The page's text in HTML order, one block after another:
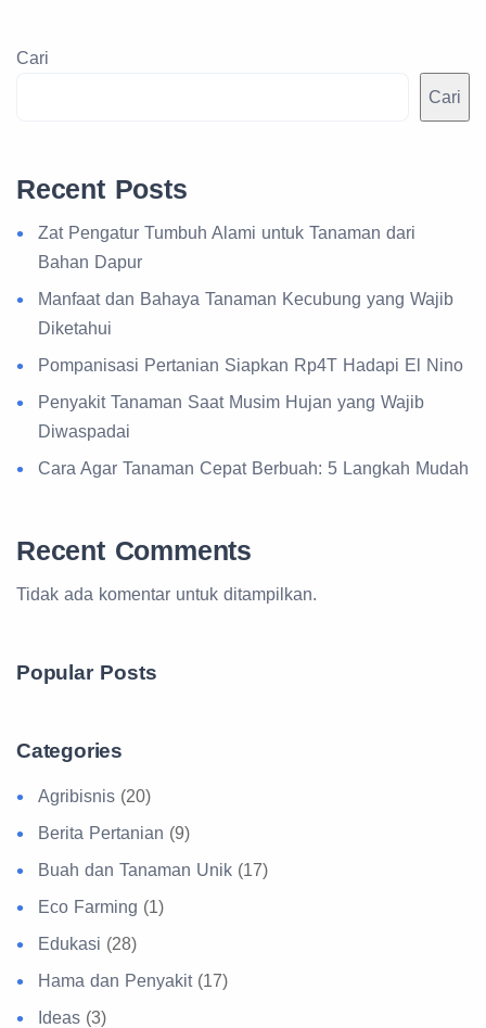
Cari
Cari
Recent Posts
Zat Pengatur Tumbuh Alami untuk Tanaman dari
Bahan Dapur
Manfaat dan Bahaya Tanaman Kecubung yang Wajib
Diketahui
Pompanisasi Pertanian Siapkan Rp4T Hadapi El Nino
Penyakit Tanaman Saat Musim Hujan yang Wajib
Diwaspadai
Cara Agar Tanaman Cepat Berbuah: 5 Langkah Mudah
Recent Comments
Tidak ada komentar untuk ditampilkan.
Popular Posts
Categories
Agribisnis (20)
Berita Pertanian (9)
Buah dan Tanaman Unik (17)
Eco Farming (1)
Edukasi (28)
Hama dan Penyakit (17)
Ideas (3)